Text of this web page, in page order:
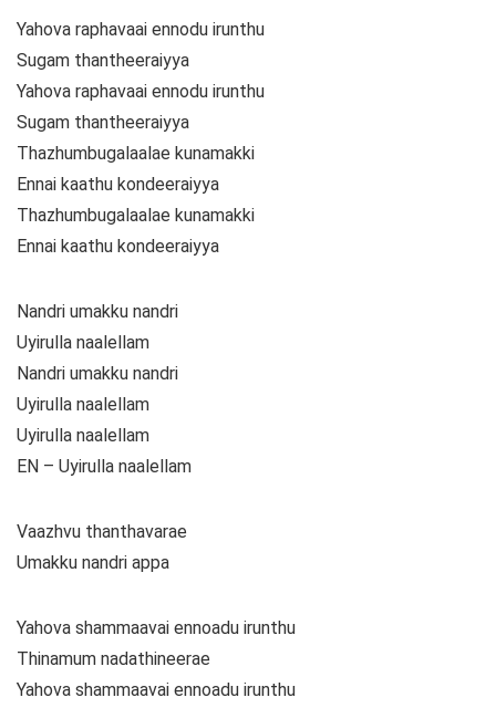
Yahova raphavaai ennodu irunthu
Sugam thantheeraiyya
Yahova raphavaai ennodu irunthu
Sugam thantheeraiyya
Thazhumbugalaalae kunamakki
Ennai kaathu kondeeraiyya
Thazhumbugalaalae kunamakki
Ennai kaathu kondeeraiyya
Nandri umakku nandri
Uyirulla naalellam
Nandri umakku nandri
Uyirulla naalellam
Uyirulla naalellam
EN – Uyirulla naalellam
Vaazhvu thanthavarae
Umakku nandri appa
Yahova shammaavai ennoadu irunthu
Thinamum nadathineerae
Yahova shammaavai ennoadu irunthu